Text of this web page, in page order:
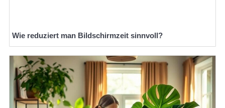
Wie reduziert man Bildschirmzeit sinnvoll?